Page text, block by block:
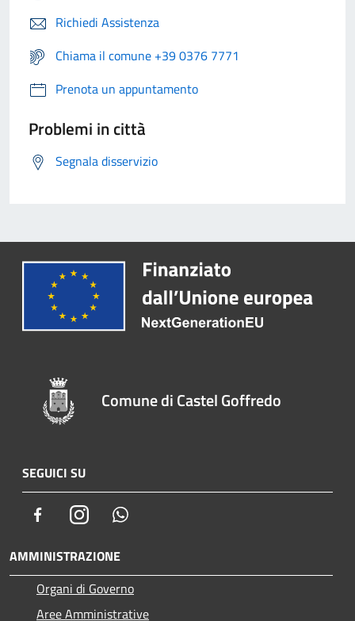
Richiedi Assistenza
Chiama il comune +39 0376 7771
Prenota un appuntamento
Problemi in città
Segnala disservizio
Comune di Castel Goffredo
SEGUICI SU
FacebookInstagram
AMMINISTRAZIONE
Organi di Governo
Aree Amministrative